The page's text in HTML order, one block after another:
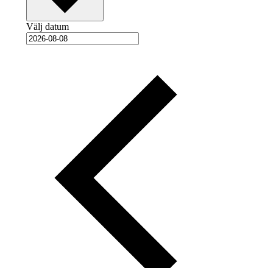
Välj datum